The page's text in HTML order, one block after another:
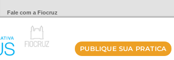
Fale com a Fiocruz
PUBLIQUE SUA PRATICA